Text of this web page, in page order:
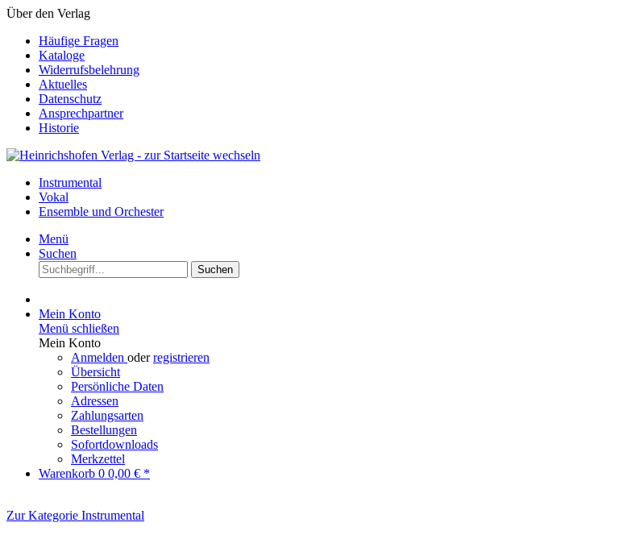
Über den Verlag
Häufige Fragen
Kataloge
Widerrufsbelehrung
Aktuelles
Datenschutz
Ansprechpartner
Historie
Instrumental
Vokal
Ensemble und Orchester
Menü
Suchen
Suchen
Mein Konto
Menü schließen
Mein Konto
Anmelden oderregistrieren
Übersicht
Persönliche Daten
Adressen
Zahlungsarten
Bestellungen
Sofortdownloads
Merkzettel
Warenkorb 0 0,00 € *
Zur Kategorie Instrumental